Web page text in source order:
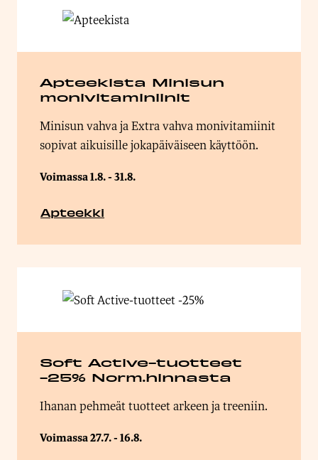
Apteekista Minisun
monivitaminiinit
Minisun vahva ja Extra vahva monivitamiinit
sopivat aikuisille jokapäiväiseen käyttöön.
Voimassa 1.8. - 31.8.
Apteekki
Soft Active-tuotteet
-25% Norm.hinnasta
Ihanan pehmeät tuotteet arkeen ja treeniin.
Voimassa 27.7. - 16.8.